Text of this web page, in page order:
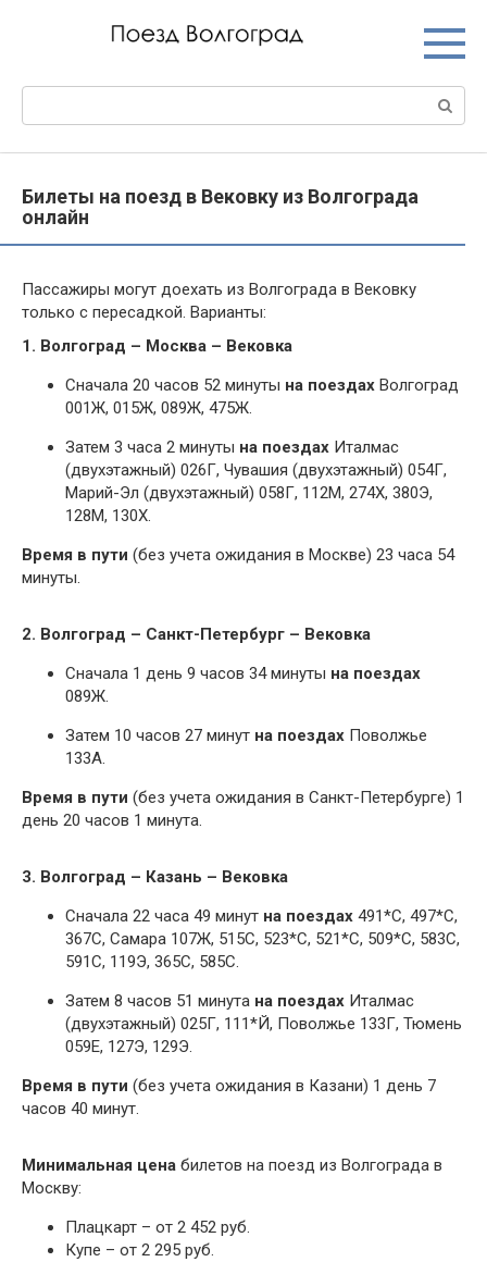
Билеты на поезд в Вековку из Волгограда
онлайн
Пассажиры могут доехать из Волгограда в Вековку
только с пересадкой. Варианты:
1. Волгоград – Москва – Вековка
Сначала 20 часов 52 минуты на поездах Волгоград
001Ж, 015Ж, 089Ж, 475Ж.
Затем 3 часа 2 минуты на поездах Италмас
(двухэтажный) 026Г, Чувашия (двухэтажный) 054Г,
Марий-Эл (двухэтажный) 058Г, 112М, 274Х, 380Э,
128М, 130Х.
Время в пути (без учета ожидания в Москве) 23 часа 54
минуты.
2. Волгоград – Санкт-Петербург – Вековка
Сначала 1 день 9 часов 34 минуты на поездах
089Ж.
Затем 10 часов 27 минут на поездах Поволжье
133А.
Время в пути (без учета ожидания в Санкт-Петербурге) 1
день 20 часов 1 минута.
3. Волгоград – Казань – Вековка
Сначала 22 часа 49 минут на поездах 491*С, 497*С,
367С, Самара 107Ж, 515С, 523*С, 521*С, 509*С, 583С,
591С, 119Э, 365С, 585С.
Затем 8 часов 51 минута на поездах Италмас
(двухэтажный) 025Г, 111*Й, Поволжье 133Г, Тюмень
059Е, 127Э, 129Э.
Время в пути (без учета ожидания в Казани) 1 день 7
часов 40 минут.
Минимальная цена билетов на поезд из Волгограда в
Москву:
Плацкарт – от 2 452 руб.
Купе – от 2 295 руб.